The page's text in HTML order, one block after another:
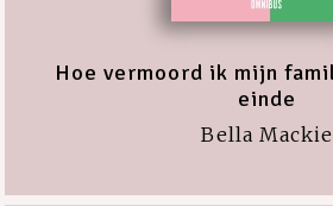
Hoe vermoord ik mijn
einde
Bella Mackie